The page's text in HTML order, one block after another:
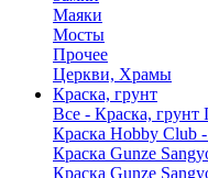
Маяки
Мосты
Прочее
Церкви, Храмы
Краска, грунт
Все - Краска, грунт
Краска Hobby Club
Краска Gunze
Краска Gunze